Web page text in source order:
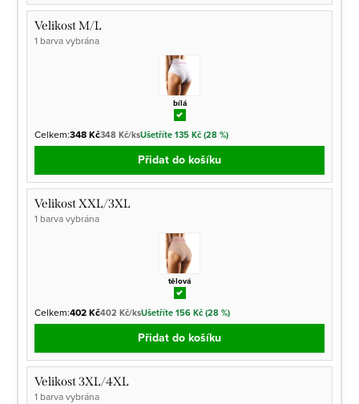
Velikost M/L
1 barva vybrána
bílá
Celkem:348 Kč348 Kč/ksUšetříte 135 Kč (28 %)
Přidat do košíku
Velikost XXL/3XL
1 barva vybrána
tělová
Celkem:402 Kč402 Kč/ksUšetříte 156 Kč (28 %)
Přidat do košíku
Velikost 3XL/4XL
1 barva vybrána